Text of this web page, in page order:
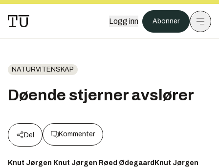
Logg inn Abonner
NATURVITENSKAP
Døende stjerner avslører
Del Kommenter
Knut Jørgen Knut Jørgen Røed ØdegaardKnut Jørgen